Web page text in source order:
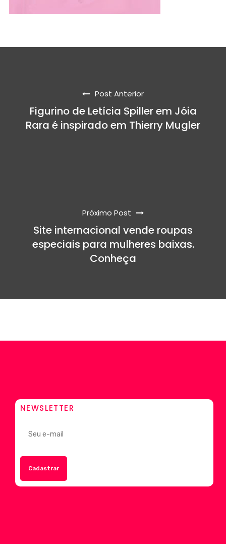
Post Anterior
Figurino de Letícia Spiller em Jóia
Rara é inspirado em Thierry Mugler
Próximo Post
Site internacional vende roupas
especiais para mulheres baixas.
Conheça
NEWSLETTER